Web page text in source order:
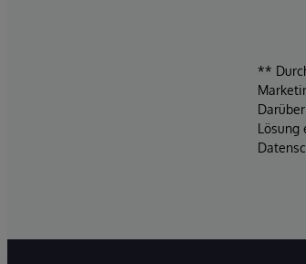
**
Lösung